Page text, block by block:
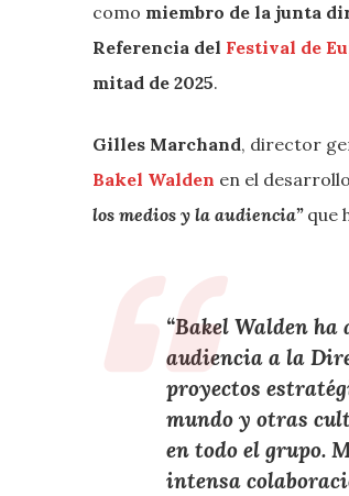
como miembro de la junta
Referencia del Festival de
mitad de 2025.
Gilles Marchand, director
Bakel Walden en el
los medios y la audiencia”que
“Bakel Walden
audiencia a la
proyectos
mundo y otras
en todo el grupo.
intensa